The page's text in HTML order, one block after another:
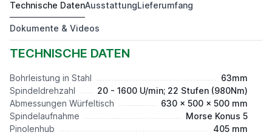
RKM 6320
Preis auf Anfrage*
Technische DatenAusstattungLieferumfang
Dokumente & Videos
TECHNISCHE DATEN
Bohrleistung in Stahl
63mm
Spindeldrehzahl
20 - 1600 U/min; 22 Stufen (980Nm)
Abmessungen Würfeltisch
630 x 500 x 500 mm
Spindelaufnahme
Morse Konus 5
Pinolenhub
405 mm